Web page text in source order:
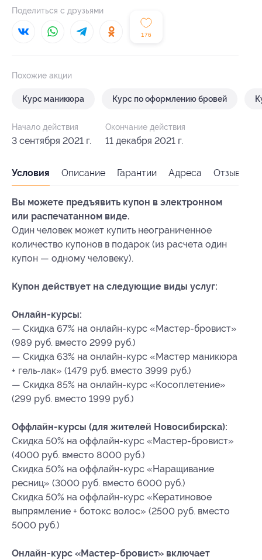
176
Поделиться с друзьями
Похожие акции
Курс маникюра Курс по оформлению бровей
Начало действия
3 сентября 2021 г.
Окончание действия
11 декабря 2021 г.
Условия Описание Гарантии Адреса Отзывы
Вы можете предъявить купон в электронном
или распечатанном виде.
Один человек может купить неограниченное
количество купонов в подарок (из расчета один
купон — одному человеку).
Купон действует на следующие виды услуг:
Онлайн-курсы:
— Скидка 67% на онлайн-курс «Мастер-бровист»
(989 руб. вместо 2999 руб.)
— Скидка 63% на онлайн-курс «Мастер маникюра
+ гель-лак» (1479 руб. вместо 3999 руб.)
— Скидка 85% на онлайн-курс «Косоплетение»
(299 руб. вместо 1999 руб.)
Оффлайн-курсы (для жителей Новосибирска):
Скидка 50% на оффлайн-курс «Мастер-бровист»
(4000 руб. вместо 8000 руб.)
Скидка 50% на оффлайн-курс «Наращивание
ресниц» (3000 руб. вместо 6000 руб.)
Скидка 50% на оффлайн-курс «Кератиновое
выпрямление + ботокс волос» (2500 руб. вместо
5000 руб.)
Онлайн-курс «Мастер-бровист» включает